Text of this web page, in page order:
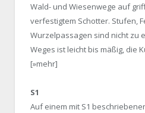
Wald- und Wiesenwege auf
verfestigtem Schotter. Stufen,
Wurzelpassagen sind nicht zu
Weges ist leicht bis mäßig, die
[»mehr]
S1
Auf einem mit S1